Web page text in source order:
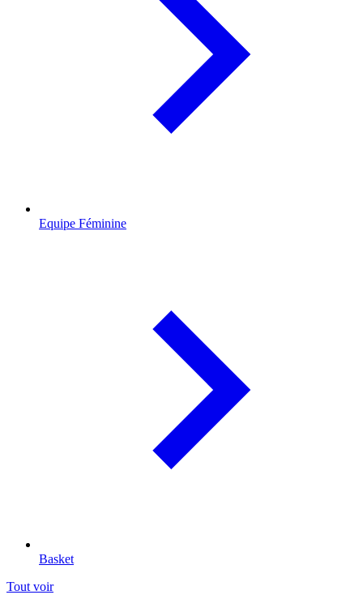
Equipe Féminine
Basket
Tout voir